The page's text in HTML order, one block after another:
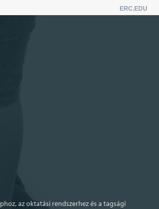
ERC.EDU
az oktatási rendszerhez és a tagsági